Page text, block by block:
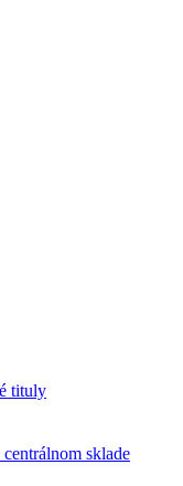
tituly
centrálnom sklade